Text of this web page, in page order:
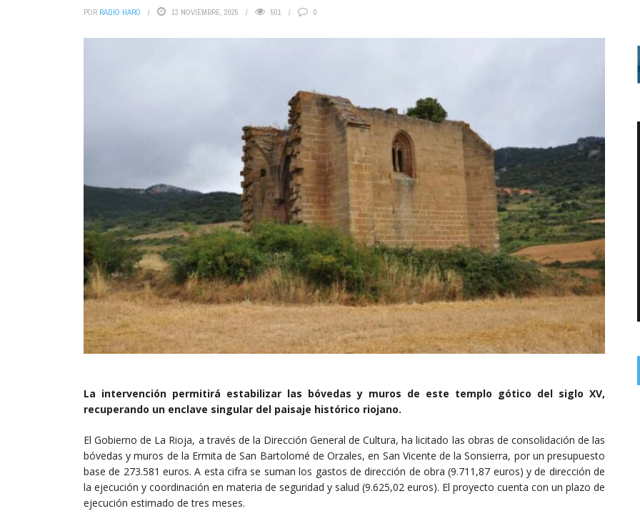
POR RADIO HARO 13 NOVIEMBRE, 2025 501 0
La intervención permitirá estabilizar las bóvedas y muros de este templo gótico del siglo XV,
recuperando un enclave singular del paisaje histórico riojano.
El Gobierno de La Rioja, a través de la Dirección General de Cultura, ha licitado las obras de consolidación de las
bóvedas y muros de la Ermita de San Bartolomé de Orzales, en San Vicente de la Sonsierra, por un presupuesto
base de 273.581 euros. A esta cifra se suman los gastos de dirección de obra (9.711,87 euros) y de dirección de
la ejecución y coordinación en materia de seguridad y salud (9.625,02 euros). El proyecto cuenta con un plazo de
ejecución estimado de tres meses.